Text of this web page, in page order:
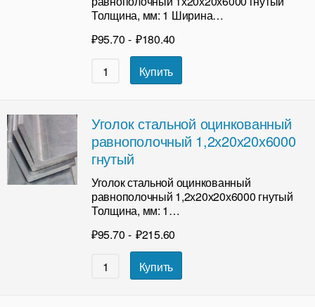
Толщина, мм: 1 Ширина…
₽95.70 - ₽180.40
Купить
Уголок стальной оцинкованный
равнополочный 1,2х20х20х6000
гнутый
Уголок стальной оцинкованный
равнополочный 1,2х20х20х6000 гнутый
Толщина, мм: 1…
₽95.70 - ₽215.60
Купить